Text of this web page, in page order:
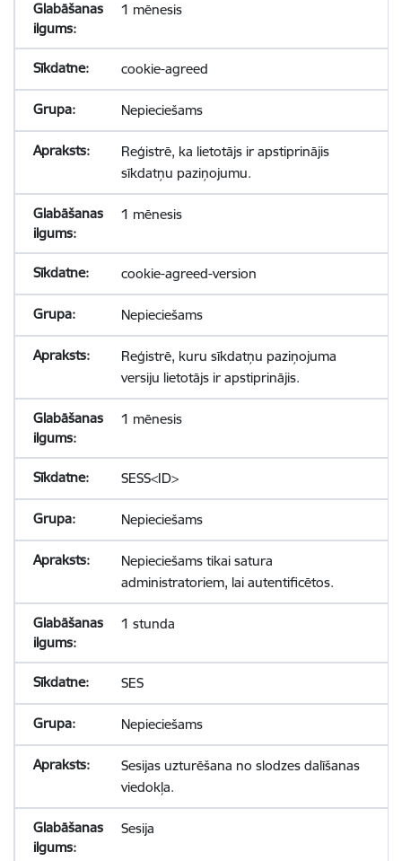
1 mēnesis
cookie-agreed
Nepieciešams
Reģistrē, ka lietotājs ir apstiprinājis
sīkdatņu paziņojumu.
1 mēnesis
cookie-agreed-version
Nepieciešams
Reģistrē, kuru sīkdatņu paziņojuma
versiju lietotājs ir apstiprinājis.
1 mēnesis
SESS<ID>
Nepieciešams
Nepieciešams tikai satura
administratoriem, lai autentificētos.
1 stunda
SES
Nepieciešams
Sesijas uzturēšana no slodzes dalīšanas
viedokļa.
Sesija